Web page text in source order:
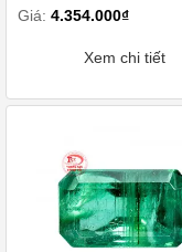
Giá: 4.354.000₫
Xem chi tiết